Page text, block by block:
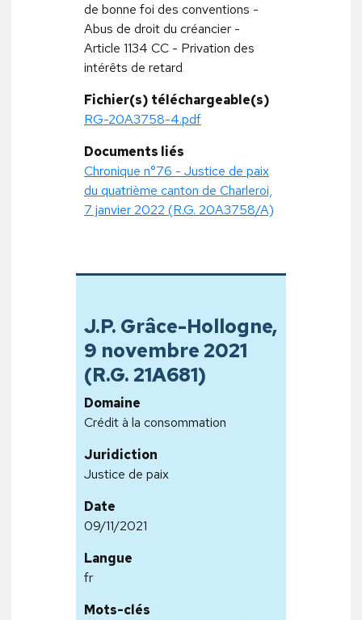
de bonne foi des conventions -
Abus de droit du créancier -
Article 1134 CC - Privation des
intérêts de retard
Fichier(s) téléchargeable(s)
RG-20A3758-4.pdf
Documents liés
Chronique n°76 - Justice de paix
du quatrième canton de Charleroi,
7 janvier 2022 (R.G. 20A3758/A)
J.P. Grâce-Hollogne,
9 novembre 2021
(R.G. 21A681)
Domaine
Crédit à la consommation
Juridiction
Justice de paix
Date
09/11/2021
Langue
fr
Mots-clés